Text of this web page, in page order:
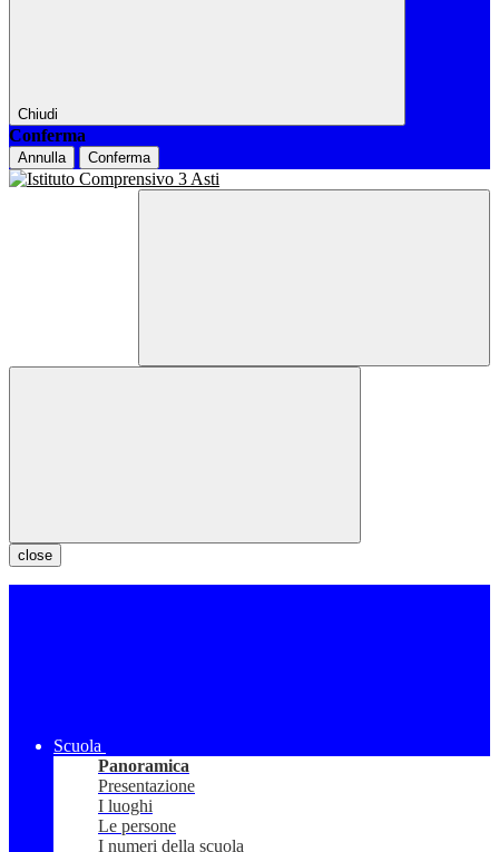
Chiudi
Conferma
Annulla Conferma
close
Scuola
Panoramica
Presentazione
I luoghi
Le persone
I numeri della scuola